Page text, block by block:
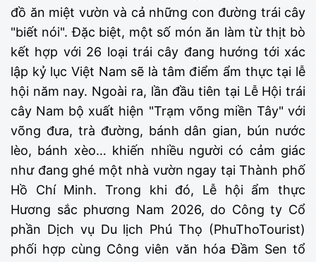
đồ ăn miệt vườn và cả những con đường trái cây
"biết nói". Đặc biệt, một số món ăn làm từ thịt bò
kết hợp với 26 loại trái cây đang hướng tới xác
lập kỷ lục Việt Nam sẽ là tâm điểm ẩm thực tại lễ
hội năm nay. Ngoài ra, lần đầu tiên tại Lễ Hội trái
cây Nam bộ xuất hiện "Trạm võng miền Tây" với
võng đưa, trà đường, bánh dân gian, bún nước
lèo, bánh xèo… khiến nhiều người có cảm giác
như đang ghé một nhà vườn ngay tại Thành phố
Hồ Chí Minh. Trong khi đó, Lễ hội ẩm thực
Hương sắc phương Nam 2026, do Công ty Cổ
phần Dịch vụ Du lịch Phú Thọ (PhuThoTourist)
phối hợp cùng Công viên văn hóa Đầm Sen tổ